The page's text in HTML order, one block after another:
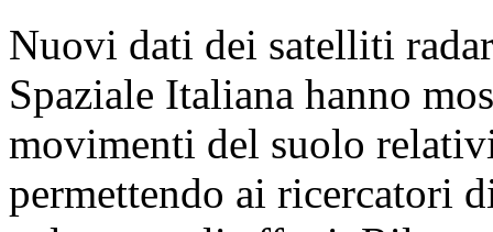
Nuovi dati dei satelliti
Spaziale Italiana hanno
movimenti del suolo
permettendo ai ricercatori